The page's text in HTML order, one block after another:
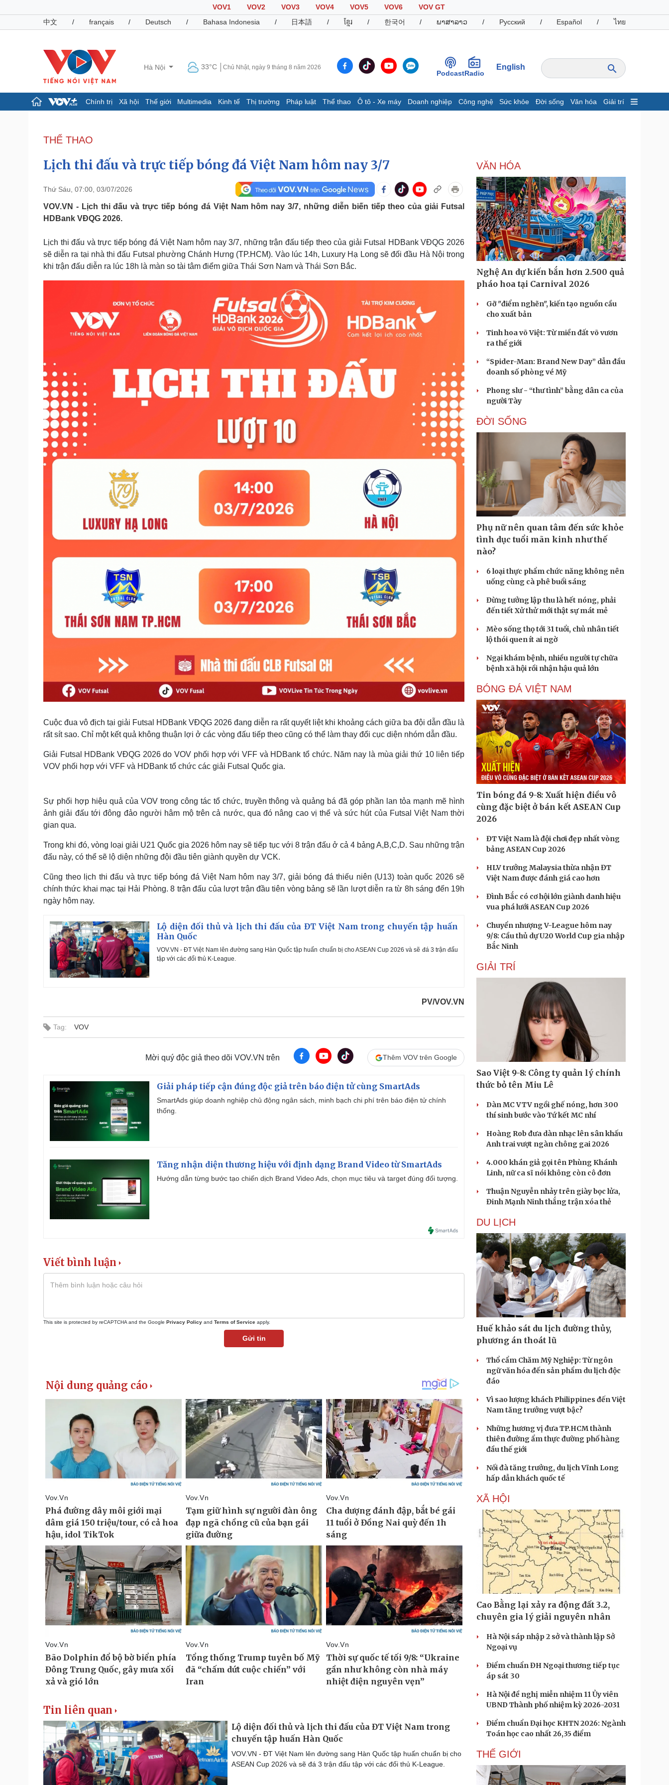
VOV1 VOV2 VOV3 VOV4 VOV5 VOV6
VOV GT
中文
/ français / Deutsch / Bahasa Indonesia / 日本語 / ខ្មែរ / 한국어 / ພາສາລາວ / Русский / Español / ไทย
Hà Nội 33°C Chủ Nhật, ngày 9 tháng 8 năm 2026
PodcastRadio
English
Chính trị Xã hội Thế giới Multimedia Kinh tế Thị trường Pháp luật Thể thao Ô tô - Xe máy Doanh nghiệp Công nghệ Sức khỏe Đời sống Văn hóa Giải trí
Đảng
Tổ chức nhân sự
Nhận diện sự thật
Dấu ấn VOV
Infographic
Giá cà phê
Pháp luật
Vụ án
Tư vấn luật
Quân sự - Quốc phòng
Phân tích
Thể thao
Thế giới thể thao
eSports
Hậu trường
Ô tô - Xe máy
Tư vấn
Doanh nghiệp
Thông tin doanh nghiệp
Doanh nghiệp 24h
Doanh nhân
Vì cộng đồng
Công nghệ
Sành điệu
Tin Công nghệ
Trải nghiệm
Chuyển đổi số
Sản phụ khoa
Nhi khoa
Nam khoa
Ăn sạch sống khỏe
Blog
Tình yêu - Gia đình
Sân khấu - Điện ảnh
Văn học
Âm nhạc
Di sản
Thời trang
Podcast
Đọc truyện đêm khuya
Hạt giống tâm hồn
Cải chính
THỂ THAO
Lịch thi đấu và trực tiếp bóng đá Việt Nam hôm nay 3/7
Thứ Sáu, 07:00, 03/07/2026
VOV.VN - Lịch thi đấu và trực tiếp bóng đá Việt Nam hôm nay 3/7, những diễn biến tiếp theo của giải Futsal
HDBank VĐQG 2026.
Lịch thi đấu và trực tiếp bóng đá Việt Nam hôm nay 3/7, những trận đấu tiếp theo của giải Futsal HDBank VĐQG 2026
sẽ diễn ra tại nhà thi đấu Futsal phường Chánh Hưng (TP.HCM). Vào lúc 14h, Luxury Hạ Long sẽ đối đầu Hà Nội trong
khi trận đấu diễn ra lúc 18h là màn so tài tâm điểm giữa Thái Sơn Nam và Thái Sơn Bắc.
Cuộc đua vô địch tại giải Futsal HDBank VĐQG 2026 đang diễn ra rất quyết liệt khi khoảng cách giữa ba đội dẫn đầu là
rất sít sao. Chỉ một kết quả không thuận lợi ở các vòng đấu tiếp theo cũng có thể làm thay đổi cục diện nhóm dẫn đầu.
Giải Futsal HDBank VĐQG 2026 do VOV phối hợp với VFF và HDBank tổ chức. Năm nay là mùa giải thứ 10 liên tiếp
VOV phối hợp với VFF và HDBank tổ chức các giải Futsal Quốc gia.
Sự phối hợp hiệu quả của VOV trong công tác tổ chức, truyền thông và quảng bá đã góp phần lan tỏa mạnh mẽ hình
ảnh giải đấu tới đông đảo người hâm mộ trên cả nước, qua đó nâng cao vị thế và sức hút của Futsal Việt Nam thời
gian qua.
Trong khi đó, vòng loại giải U21 Quốc gia 2026 hôm nay sẽ tiếp tục với 8 trận đấu ở cả 4 bảng A,B,C,D. Sau những trận
đấu này, có thể sẽ lộ diện những đội đầu tiên giành quyền dự VCK.
Cũng theo lịch thi đấu và trực tiếp bóng đá Việt Nam hôm nay 3/7, giải bóng đá thiếu niên (U13) toàn quốc 2026 sẽ
chính thức khai mạc tại Hải Phòng. 8 trận đấu của lượt trận đầu tiên vòng bảng sẽ lần lượt diễn ra từ 8h sáng đến 19h
ngày hôm nay.
Lộ diện đối thủ và lịch thi đấu của ĐT Việt Nam trong chuyến tập huấn
Hàn Quốc
VOV.VN - ĐT Việt Nam lên đường sang Hàn Quốc tập huấn chuẩn bị cho ASEAN Cup 2026 và sẽ đá 3 trận đấu
tập với các đối thủ K-League.
PV/VOV.VN
Tag: VOV
Mời quý độc giả theo dõi VOV.VN trên Thêm VOV trên Google
Giải pháp tiếp cận đúng độc giả trên báo điện tử cùng SmartAds
SmartAds giúp doanh nghiệp chủ động ngân sách, minh bạch chi phí trên báo điện tử chính
thống.
Tăng nhận diện thương hiệu với định dạng Brand Video từ SmartAds
Hướng dẫn từng bước tạo chiến dịch Brand Video Ads, chọn mục tiêu và target đúng đối tượng.
Viết bình luận
This site is protected by reCAPTCHA and the Google Privacy Policy and Terms of Service apply.
Gửi tin
Tin liên quan
Lộ diện đối thủ và lịch thi đấu của ĐT Việt Nam trong
chuyến tập huấn Hàn Quốc
VOV.VN - ĐT Việt Nam lên đường sang Hàn Quốc tập huấn chuẩn bị cho
ASEAN Cup 2026 và sẽ đá 3 trận đấu tập với các đối thủ K-League.
VĂN HÓA
Nghệ An dự kiến bắn hơn 2.500 quả
pháo hoa tại Carnival 2026
Gỡ "điểm nghẽn", kiến tạo nguồn cầu
cho xuất bản
Tinh hoa võ Việt: Từ miền đất võ vươn
ra thế giới
“Spider-Man: Brand New Day” dẫn đầu
doanh số phòng vé Mỹ
Phong slư - “thư tình” bằng dân ca của
người Tày
ĐỜI SỐNG
Phụ nữ nên quan tâm đến sức khỏe
tình dục tuổi mãn kinh như thế
nào?
6 loại thực phẩm chức năng không nên
uống cùng cà phê buổi sáng
Đừng tưởng lập thu là hết nóng, phải
đến tiết Xử thử mới thật sự mát mẻ
Mèo sống thọ tới 31 tuổi, chủ nhân tiết
lộ thói quen ít ai ngờ
Ngại khám bệnh, nhiều người tự chữa
bệnh xã hội rồi nhận hậu quả lớn
BÓNG ĐÁ VIỆT NAM
Tin bóng đá 9-8: Xuất hiện điều vô
cùng đặc biệt ở bán kết ASEAN Cup
2026
ĐT Việt Nam là đội chơi đẹp nhất vòng
bảng ASEAN Cup 2026
HLV trưởng Malaysia thừa nhận ĐT
Việt Nam được đánh giá cao hơn
Đình Bắc có cơ hội lớn giành danh hiệu
vua phá lưới ASEAN Cup 2026
Chuyển nhượng V-League hôm nay
9/8: Cầu thủ dự U20 World Cup gia nhập
Bắc Ninh
GIẢI TRÍ
Sao Việt 9-8: Công ty quản lý chính
thức bỏ tên Miu Lê
Dàn MC VTV ngồi ghế nóng, hơn 300
thí sinh bước vào Tứ kết MC nhí
Hoàng Rob đưa dàn nhạc lên sân khấu
Anh trai vượt ngàn chông gai 2026
4.000 khán giả gọi tên Phùng Khánh
Linh, nữ ca sĩ nói không còn cô đơn
Thuận Nguyễn nhảy trên giày bọc lửa,
Đinh Mạnh Ninh thắng trận xóa thẻ
DU LỊCH
Huế khảo sát du lịch đường thủy,
phương án thoát lũ
Thổ cẩm Chăm Mỹ Nghiệp: Từ ngôn
ngữ văn hóa đến sản phẩm du lịch độc
đáo
Vì sao lượng khách Philippines đến Việt
Nam tăng trưởng vượt bậc?
Những hương vị đưa TP.HCM thành
thiên đường ẩm thực đường phố hàng
đầu thế giới
Nối đà tăng trưởng, du lịch Vĩnh Long
hấp dẫn khách quốc tế
XÃ HỘI
Cao Bằng lại xảy ra động đất 3.2,
chuyên gia lý giải nguyên nhân
Hà Nội sáp nhập 2 sở và thành lập Sở
Ngoại vụ
Điểm chuẩn ĐH Ngoại thương tiếp tục
áp sát 30
Hà Nội đề nghị miễn nhiệm 11 Ủy viên
UBND Thành phố nhiệm kỳ 2026-2031
Điểm chuẩn Đại học KHTN 2026: Ngành
Toán học cao nhất 26,35 điểm
THẾ GIỚI